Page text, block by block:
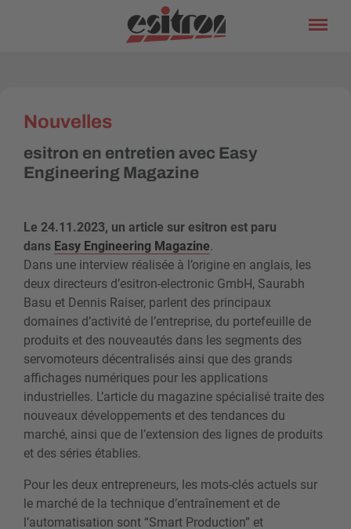
Nouvelles
esitron en entretien avec Easy
Engineering Magazine
Le 24.11.2023, un article sur esitron est paru
dans Easy Engineering Magazine.
Dans une interview réalisée à l’origine en anglais, les
deux directeurs d’esitron-electronic GmbH, Saurabh
Basu et Dennis Raiser, parlent des principaux
domaines d’activité de l’entreprise, du portefeuille de
produits et des nouveautés dans les segments des
servomoteurs décentralisés ainsi que des grands
affichages numériques pour les applications
industrielles. L’article du magazine spécialisé traite des
nouveaux développements et des tendances du
marché, ainsi que de l’extension des lignes de produits
et des séries établies.
Pour les deux entrepreneurs, les mots-clés actuels sur
le marché de la technique d’entraînement et de
l’automatisation sont “Smart Production” et